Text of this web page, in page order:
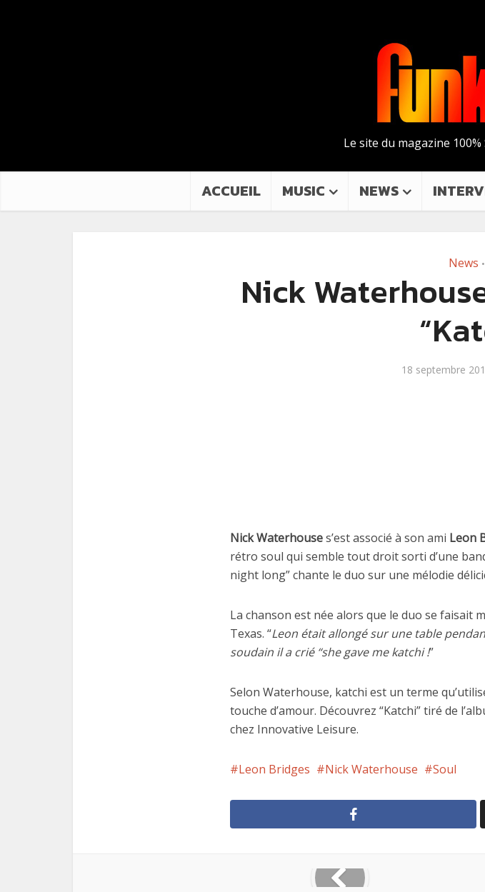
Le site du magazine
ACCUEIL MUSIC NEWS
News •
Nick
18 septembre
Nick Waterhouses’est associé à son ami Leon
rétro soul qui semble tout droit sorti d’une
night long” chante le duo sur une mélodie
La chanson est née alors que le duo se faisait
Texas. “Leon était allongé sur une table
soudain il a crié “she gave me katchi !”
Selon Waterhouse, katchi est un terme
touche d’amour. Découvrez “Katchi” tiré de
chez Innovative Leisure.
Leon Bridges Nick Waterhouse Soul